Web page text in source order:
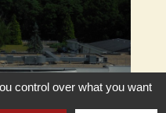
control over what you want